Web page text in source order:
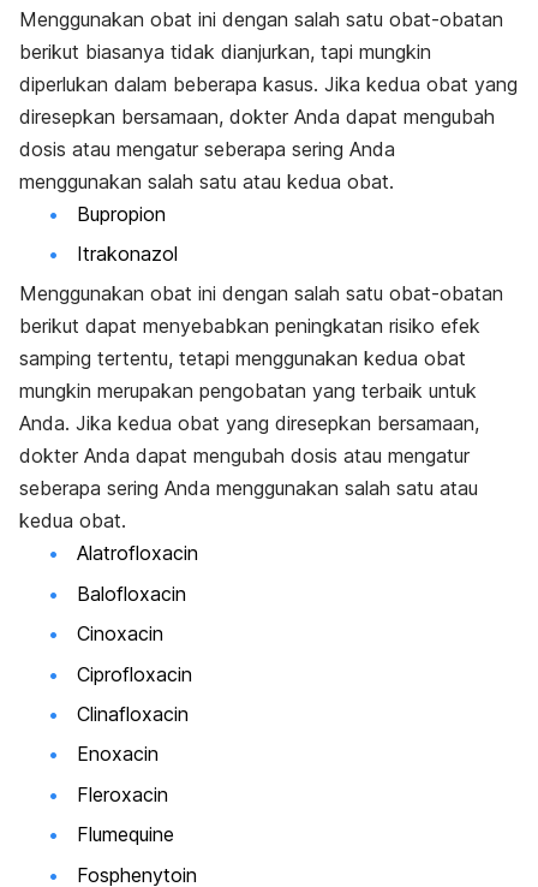
Menggunakan obat ini dengan salah satu obat-obatan
berikut biasanya tidak dianjurkan, tapi mungkin
diperlukan dalam beberapa kasus. Jika kedua obat yang
diresepkan bersamaan, dokter Anda dapat mengubah
dosis atau mengatur seberapa sering Anda
menggunakan salah satu atau kedua obat.
Bupropion
Itrakonazol
Menggunakan obat ini dengan salah satu obat-obatan
berikut dapat menyebabkan peningkatan risiko efek
samping tertentu, tetapi menggunakan kedua obat
mungkin merupakan pengobatan yang terbaik untuk
Anda. Jika kedua obat yang diresepkan bersamaan,
dokter Anda dapat mengubah dosis atau mengatur
seberapa sering Anda menggunakan salah satu atau
kedua obat.
Alatrofloxacin
Balofloxacin
Cinoxacin
Ciprofloxacin
Clinafloxacin
Enoxacin
Fleroxacin
Flumequine
Fosphenytoin